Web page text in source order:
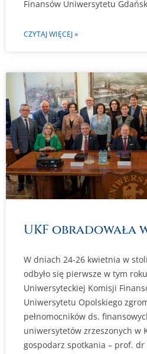
Finansów Uniwersytetu
CZYTAJ WIĘCEJ »
UKF obradowała
W dniach 24-26 kwietnia w
odbyło się pierwsze w tym
Uniwersyteckiej Komisji
Uniwersytetu Opolskiego
pełnomocników ds.
uniwersytetów zrzeszonych w
gospodarz spotkania – prof. dr